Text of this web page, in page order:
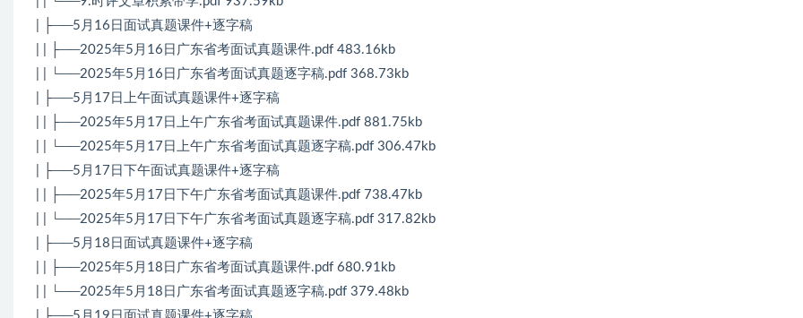
| ├──5月16日面试真题课件+逐字稿
| | ├──2025年5月16日广东省考面试真题课件.pdf 483.16kb
| | └──2025年5月16日广东省考面试真题逐字稿.pdf 368.73kb
| ├──5月17日上午面试真题课件+逐字稿
| | ├──2025年5月17日上午广东省考面试真题课件.pdf 881.75kb
| | └──2025年5月17日上午广东省考面试真题逐字稿.pdf 306.47kb
| ├──5月17日下午面试真题课件+逐字稿
| | ├──2025年5月17日下午广东省考面试真题课件.pdf 738.47kb
| | └──2025年5月17日下午广东省考面试真题逐字稿.pdf 317.82kb
| ├──5月18日面试真题课件+逐字稿
| | ├──2025年5月18日广东省考面试真题课件.pdf 680.91kb
| | └──2025年5月18日广东省考面试真题逐字稿.pdf 379.48kb